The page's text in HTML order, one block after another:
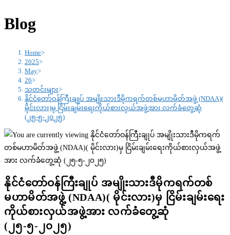
Blog
Home>
2025>
May>
26>
သတင်းများ>
နိုင်ငံတော်ဝန်ကြီးချုပ် အမျိုးသားဒီမိုကရက်တစ်မဟာမိတ်အဖွဲ့ (NDAA)(
မိုင်းလား)မှ ငြိမ်းချမ်းရေးကိုယ်စားလှယ်အဖွဲ့အား လက်ခံတွေ့ဆုံ
(၂၅-၅-၂၀၂၅)
နိုင်ငံတော်ဝန်ကြီးချုပ် အမျိုးသားဒီမိုကရက်တစ်
မဟာမိတ်အဖွဲ့ (NDAA)( မိုင်းလား)မှ ငြိမ်းချမ်းရေး
ကိုယ်စားလှယ်အဖွဲ့အား လက်ခံတွေ့ဆုံ
(၂၅-၅-၂၀၂၅)